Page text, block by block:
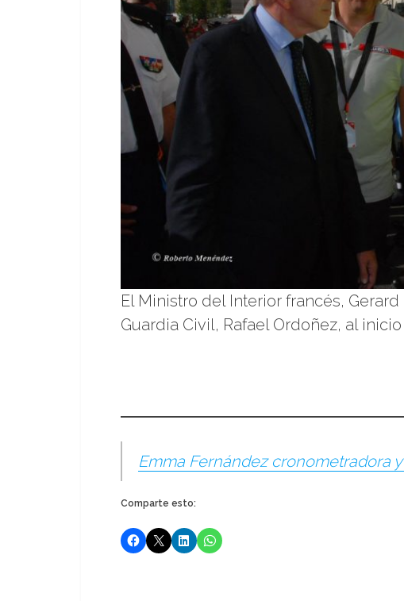
El Ministro del Interior francés,
Guardia Civil, Rafael Ordoñez, al
Emma Fernández cronometradora
Comparte esto: